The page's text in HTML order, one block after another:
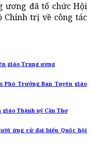
ương đã tổ chức Hội
trị về công tác
giáo Trung ương
Phó Trưởng Ban Tuyên giáo
giáo Thành uỷ Cần Thơ
ứng cử đại biểu Quốc hội